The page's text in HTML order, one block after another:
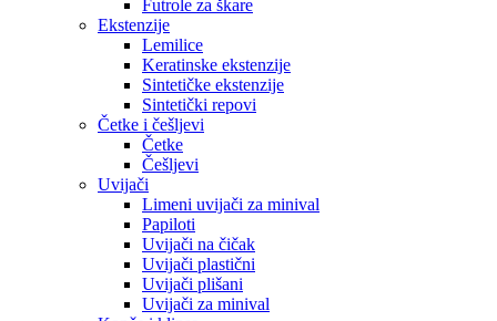
Futrole za škare
Ekstenzije
Lemilice
Keratinske ekstenzije
Sintetičke ekstenzije
Sintetički repovi
Četke i češljevi
Četke
Češljevi
Uvijači
Limeni uvijači za minival
Papiloti
Uvijači na čičak
Uvijači plastični
Uvijači plišani
Uvijači za minival